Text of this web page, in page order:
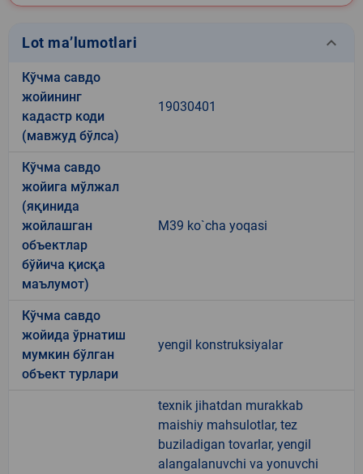
Lot ma’lumotlari keyboard_arrow_down
Кўчма савдо
жойининг
кадастр коди
(мавжуд бўлса)
19030401
Кўчма савдо
жойига мўлжал
(яқинида
жойлашган
объектлар
бўйича қисқа
маълумот)
M39 ko`cha yoqasi
Кўчма савдо
жойида ўрнатиш
мумкин бўлган
объект турлари
yengil konstruksiyalar
texnik jihatdan murakkab
maishiy mahsulotlar, tez
buziladigan tovarlar, yengil
alangalanuvchi va yonuvchi